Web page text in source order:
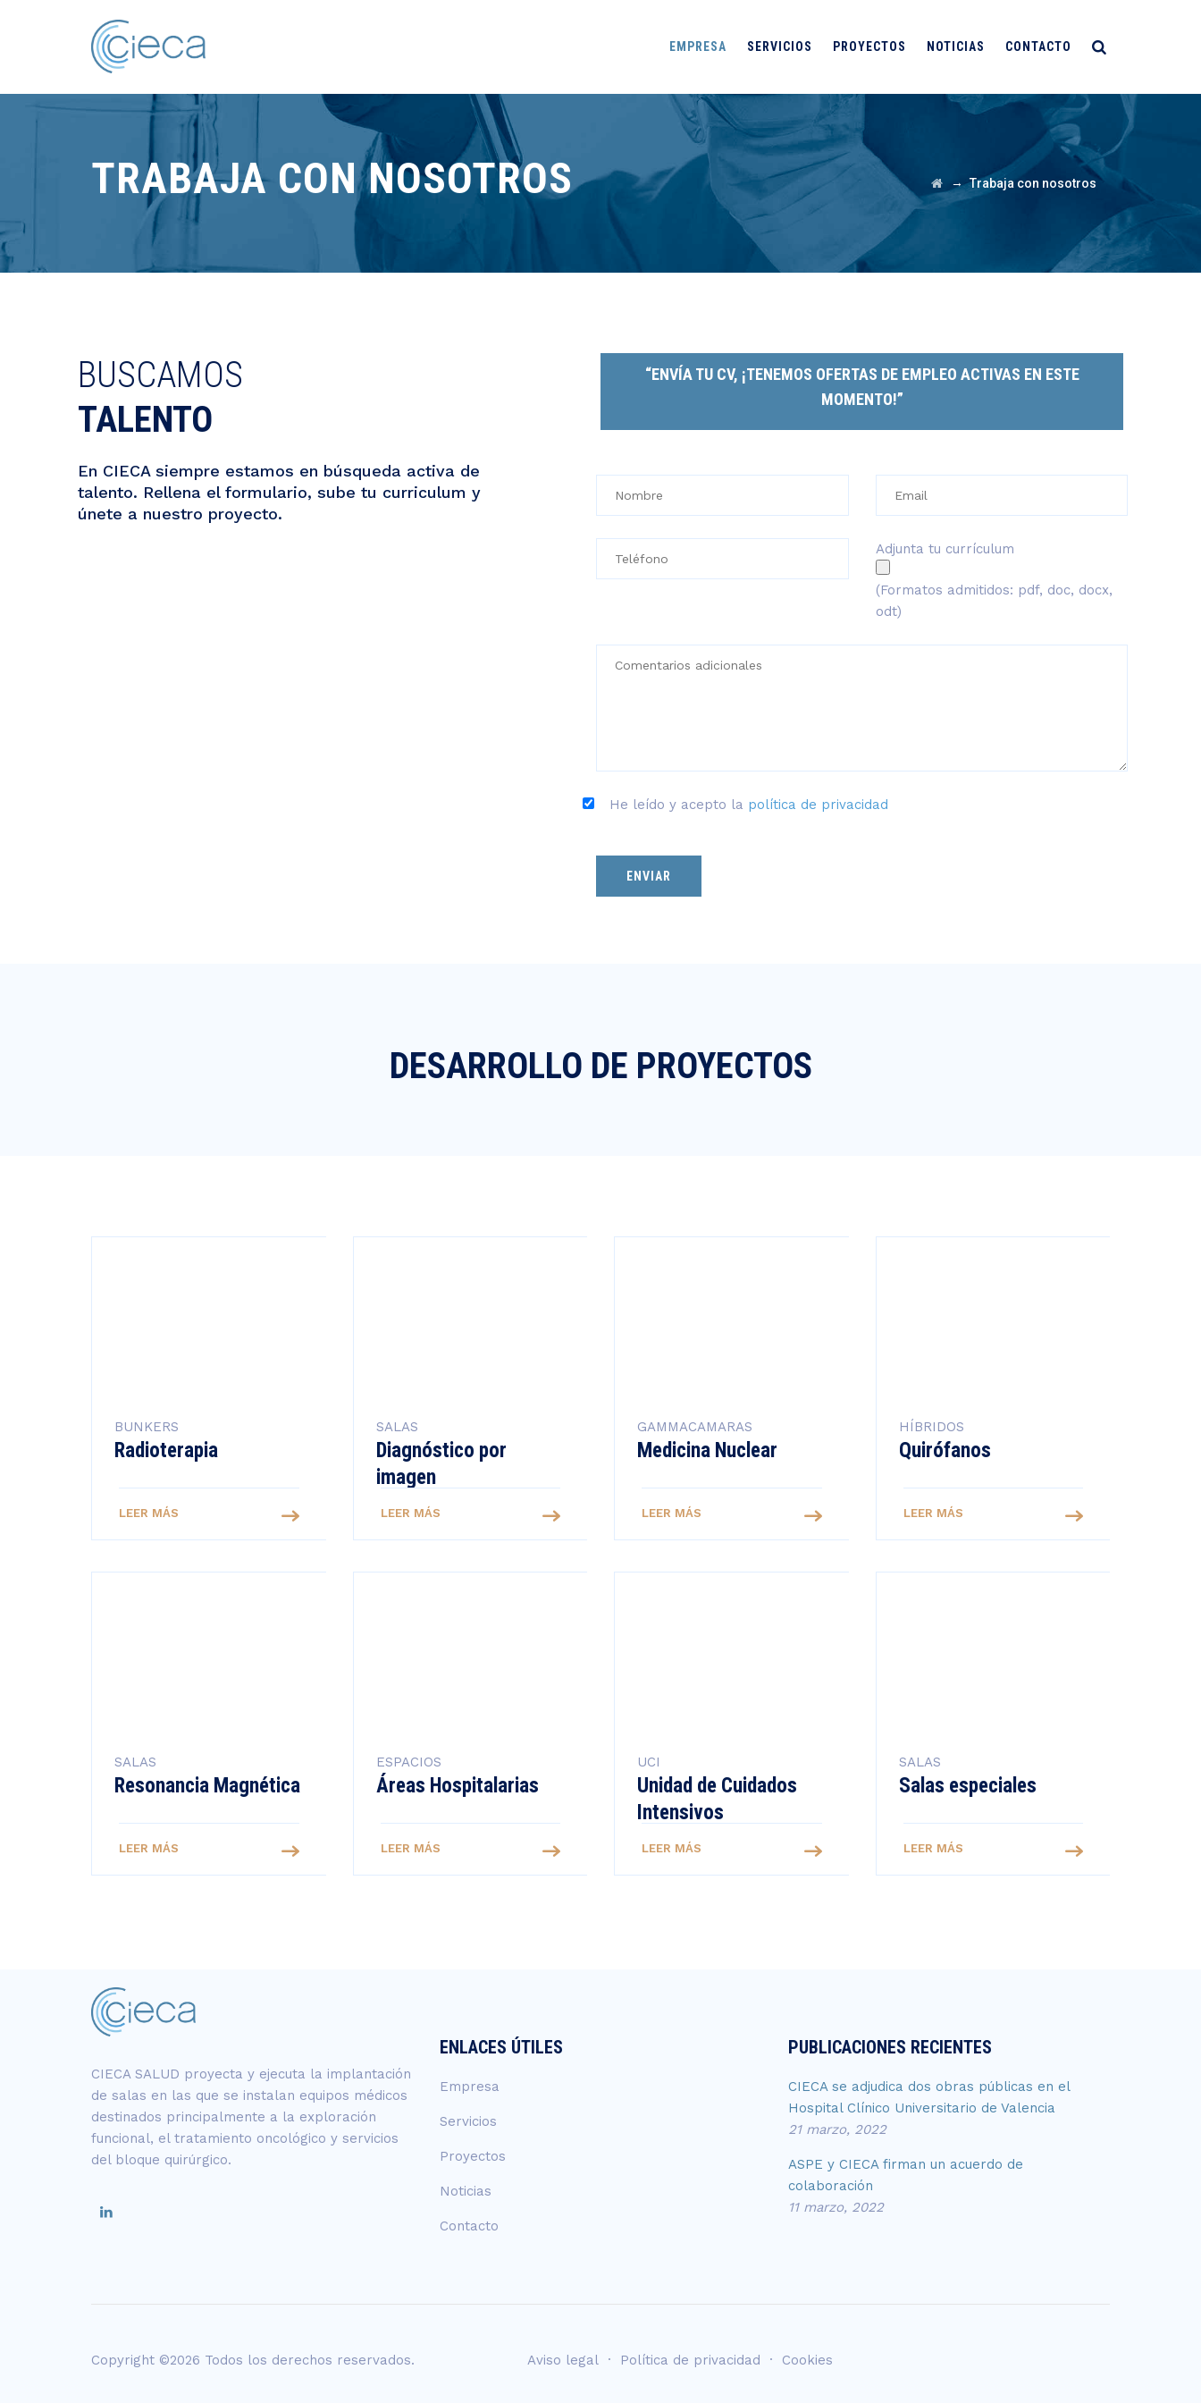
EMPRESA SERVICIOS PROYECTOS NOTICIAS CONTACTO
TRABAJA CON NOSOTROS →Trabaja con nosotros
BUSCAMOS
TALENTO
En CIECA siempre estamos en búsqueda activa de
talento. Rellena el formulario, sube tu curriculum y
únete a nuestro proyecto.
“ENVÍA TU CV, ¡TENEMOS OFERTAS DE EMPLEO ACTIVAS EN ESTE
MOMENTO!”
Adjunta tu currículum
(Formatos admitidos: pdf, doc, docx,
odt)
He leído y acepto la política de privacidad
DESARROLLO DE PROYECTOS
BUNKERS
Radioterapia
LEER MÁS
SALAS
Resonancia Magnética
LEER MÁS
SALAS
Diagnóstico por
imagen
LEER MÁS
ESPACIOS
Áreas Hospitalarias
LEER MÁS
GAMMACAMARAS
Medicina Nuclear
LEER MÁS
UCI
Unidad de Cuidados
Intensivos
LEER MÁS
HÍBRIDOS
Quirófanos
LEER MÁS
SALAS
Salas especiales
LEER MÁS
CIECA SALUD proyecta y ejecuta la implantación
de salas en las que se instalan equipos médicos
destinados principalmente a la exploración
funcional, el tratamiento oncológico y servicios
del bloque quirúrgico.
ENLACES ÚTILES
Empresa
Servicios
Proyectos
Noticias
Contacto
PUBLICACIONES RECIENTES
CIECA se adjudica dos obras públicas en el
Hospital Clínico Universitario de Valencia
21 marzo, 2022
ASPE y CIECA firman un acuerdo de
colaboración
11 marzo, 2022
Copyright ©2026 Todos los derechos reservados. Aviso legal· Política de privacidad · Cookies